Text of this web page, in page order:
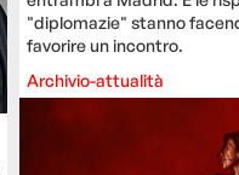
"diplomazie" stanno
favorire un incontro.
Archivio-attualità